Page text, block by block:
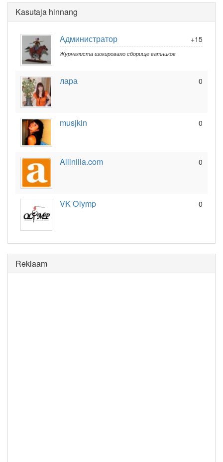
Kasutaja hinnang
+15
Администратор
Журналиста шокировало сборище ватников
0
лара
0
musjkin
0
Allinilla.com
0
VK Olymp
Reklaam